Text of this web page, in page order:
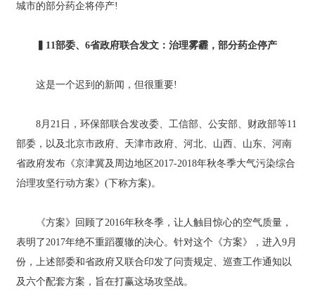
城市的部分药企将停产!
▍11部委、6省政府联合发文：治理雾霾，部分药企停产
这是一个迟到的新闻，但很重要!
8月21日，环保部联合发改委、工信部、公安部、财政部等11
部委，以及北京市政府、天津市政府、河北、山西、山东、河南
省政府发布《京津冀及周边地区2017-2018年秋冬季大气污染综合
治理攻坚行动方案》(下称方案)。
《方案》回顾了2016年秋冬季，让人触目惊心的空气质量，
表明了2017年绝不重蹈覆辙的决心。针对这个《方案》，进入9月
份，上述部委和省政府又联合印发了问责规定、巡查工作通知以
及六个配套方案，旨在打赢这场攻坚战。